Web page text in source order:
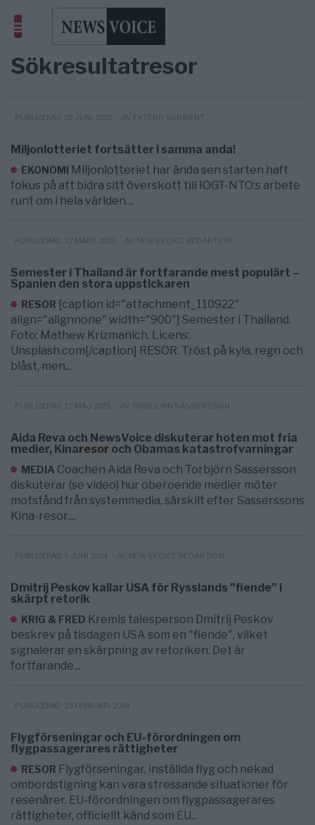
Sökresultatresor
PUBLICERAD 20 JUNI 2020 - AV EXTERN SKRIBENT
Miljonlotteriet fortsätter i samma anda!
EKONOMI Miljonlotteriet har ända sen starten haft
fokus på att bidra sitt överskott till IOGT-NTO:s arbete
runt om i hela världen....
PUBLICERAD 12 MARS 2020 - AV NEWSVOICE REDAKTION
Semester i Thailand är fortfarande mest populärt –
Spanien den stora uppstickaren
RESOR [caption id="attachment_110922"
align="alignnone" width="900"] Semester i Thailand.
Foto: Mathew Krizmanich. Licens:
Unsplash.com[/caption] RESOR. Tröst på kyla, regn och
blåst, men...
PUBLICERAD 12 MAJ 2025 - AV TORBJÖRN SASSERSSON
Aida Reva och NewsVoice diskuterar hoten mot fria
medier, Kinaresor och Obamas katastrofvarningar
MEDIA Coachen Aida Reva och Torbjörn Sassersson
diskuterar (se video) hur oberoende medier möter
motstånd från systemmedia, särskilt efter Sasserssons
Kina-resor....
PUBLICERAD 5 JUNI 2024 - AV NEWSVOICE REDAKTION
Dmitrij Peskov kallar USA för Rysslands ”fiende” i
skärpt retorik
KRIG & FRED Kremls talesperson Dmitrij Peskov
beskrev på tisdagen USA som en "fiende", vilket
signalerar en skärpning av retoriken. Det är
fortfarande...
PUBLICERAD 23 FEBRUARI 2024
Flygförseningar och EU-förordningen om
flygpassagerares rättigheter
RESOR Flygförseningar, inställda flyg och nekad
ombordstigning kan vara stressande situationer för
resenärer. EU-förordningen om flygpassagerares
rättigheter, officiellt känd som EU...